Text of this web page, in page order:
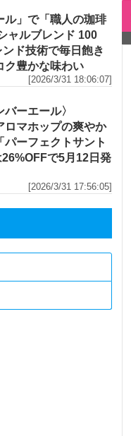
ル」で「職人の珈琲
ャルブレンド 100
ド技術で毎日飽き
ク豊かな味わい
[2026/3/31 18:06:07]
ーエール〉
マホップの爽やか
ーフェクトサント
で5月12日発
[2026/3/31 17:56:05]